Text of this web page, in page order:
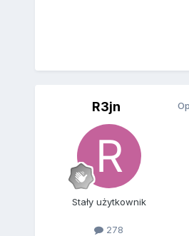
R3jn
Stały użytkownik
278